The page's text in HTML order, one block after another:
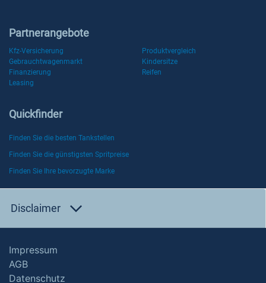
Partnerangebote
Kfz-Versicherung
Produktvergleich
Gebrauchtwagenmarkt
Kindersitze
Finanzierung
Reifen
Leasing
Quickfinder
Finden Sie die besten Tankstellen
Finden Sie die günstigsten Spritpreise
Finden Sie Ihre bevorzugte Marke
Disclaimer
Impressum
AGB
Datenschutz